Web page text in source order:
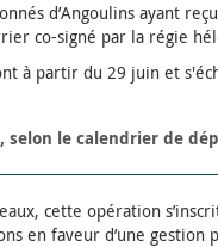
d’Angoulins ayant
co-signé par la régie
à partir du 29 juin et
le calendrier de
cette opération
en faveur d’une gestion